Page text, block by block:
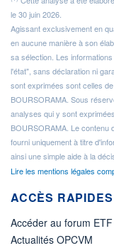
le 30 juin 2026.
Agissant exclusivement en
en aucune manière à son
sa sélection. Les
l'état", sans déclaration ni
sont exprimées sont celles
BOURSORAMA. Sous
analyses qui y sont
BOURSORAMA. Le contenu
fourni uniquement à titre
ainsi une simple aide à la
Lire les mentions légales
ACCÈS RAPIDES
Accéder au forum
Actualités OPCVM